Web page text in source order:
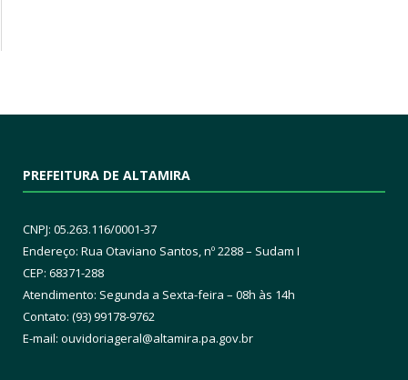
PREFEITURA DE ALTAMIRA
CNPJ: 05.263.116/0001-37
Endereço: Rua Otaviano Santos, nº 2288 – Sudam I
CEP: 68371-288
Atendimento: Segunda a Sexta-feira – 08h às 14h
Contato: (93) 99178-9762
E-mail: ouvidoriageral@altamira.pa.gov.br